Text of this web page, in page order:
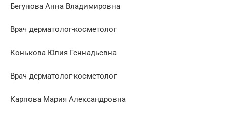
Бегунова Анна Владимировна
Врач дерматолог-косметолог
Конькова Юлия Геннадьевна
Врач дерматолог-косметолог
Карпова Мария Александровна